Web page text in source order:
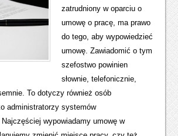
zatrudniony w oparciu o
umowę o pracę, ma prawo
do tego, aby wypowiedzieć
umowę. Zawiadomić o tym
szefostwo powinien
słownie, telefonicznie,
To dotyczy również osób
administratorzy systemów
wypowiadamy umowę w